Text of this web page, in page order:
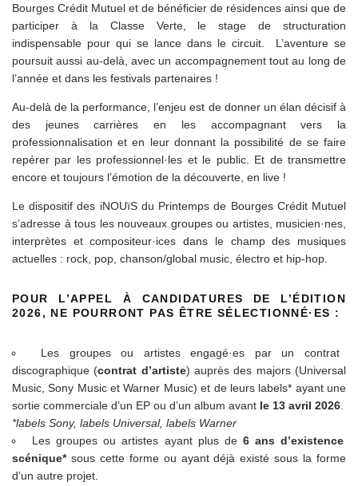
Bourges Crédit Mutuel et de bénéficier de résidences ainsi que de
participer à la Classe Verte, le stage de structuration
indispensable pour qui se lance dans le circuit. L’aventure se
poursuit aussi au-delà, avec un accompagnement tout au long de
l’année et dans les festivals partenaires !
Au-delà de la performance, l’enjeu est de donner un élan décisif à
des jeunes carrières en les accompagnant vers la
professionnalisation et en leur donnant la possibilité de se faire
repérer par les professionnel·les et le public. Et de transmettre
encore et toujours l’émotion de la découverte, en live !
Le dispositif des iNOUïS du Printemps de Bourges Crédit Mutuel
s’adresse à tous les nouveaux groupes ou artistes, musicien·nes,
interprètes et compositeur·ices dans le champ des musiques
actuelles : rock, pop, chanson/global music, électro et hip-hop.
POUR L’APPEL À CANDIDATURES DE L’ÉDITION
2026, NE POURRONT PAS ÊTRE SÉLECTIONNÉ·ES :
Les groupes ou artistes engagé·es par un contrat
discographique (contrat d’artiste) auprès des majors (Universal
Music, Sony Music et Warner Music) et de leurs labels* ayant une
sortie commerciale d’un EP ou d’un album avant le 13 avril 2026
*labels Sony, labels Universal, labels Warner
Les groupes ou artistes ayant plus de 6 ans d’existence
scénique*sous cette forme ou ayant déjà existé sous la forme
d’un autre projet.